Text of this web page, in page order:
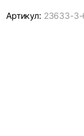
Артикул: 23633-3-